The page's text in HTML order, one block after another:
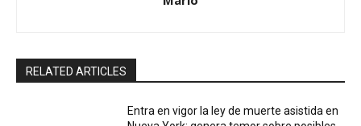
RELATED ARTICLES
Entra en vigor la ley de muerte asistida en